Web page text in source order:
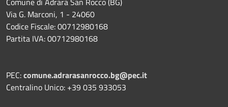
Via G. Marconi, 1 - 24060
Codice Fiscale: 00712980168
Partita IVA: 00712980168
PEC:comune.adrarasanrocco.bg@pec.it
Centralino Unico: +39 035 933053